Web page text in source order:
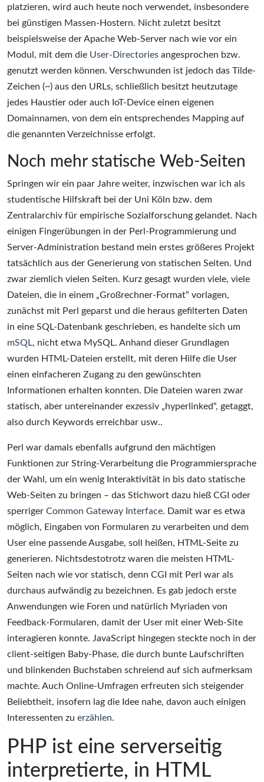
platzieren, wird auch heute noch verwendet, insbesondere
bei günstigen Massen-Hostern. Nicht zuletzt besitzt
beispielsweise der Apache Web-Server nach wie vor ein
Modul, mit dem die User-Directories angesprochen bzw.
genutzt werden können. Verschwunden ist jedoch das Tilde-
Zeichen (~) aus den URLs, schließlich besitzt heutzutage
jedes Haustier oder auch IoT-Device einen eigenen
Domainnamen, von dem ein entsprechendes Mapping auf
die genannten Verzeichnisse erfolgt.
Noch mehr statische Web-Seiten
Springen wir ein paar Jahre weiter, inzwischen war ich als
studentische Hilfskraft bei der Uni Köln bzw. dem
Zentralarchiv für empirische Sozialforschung gelandet. Nach
einigen Fingerübungen in der Perl-Programmierung und
Server-Administration bestand mein erstes größeres Projekt
tatsächlich aus der Generierung von statischen Seiten. Und
zwar ziemlich vielen Seiten. Kurz gesagt wurden viele, viele
Dateien, die in einem „Großrechner-Format“ vorlagen,
zunächst mit Perl geparst und die heraus gefilterten Daten
in eine SQL-Datenbank geschrieben, es handelte sich um
mSQL, nicht etwa MySQL. Anhand dieser Grundlagen
wurden HTML-Dateien erstellt, mit deren Hilfe die User
einen einfacheren Zugang zu den gewünschten
Informationen erhalten konnten. Die Dateien waren zwar
statisch, aber untereinander exzessiv „hyperlinked“, getaggt,
also durch Keywords erreichbar usw..
Perl war damals ebenfalls aufgrund den mächtigen
Funktionen zur String-Verarbeitung die Programmiersprache
der Wahl, um ein wenig Interaktivität in bis dato statische
Web-Seiten zu bringen – das Stichwort dazu hieß CGI oder
sperriger Common Gateway Interface. Damit war es etwa
möglich, Eingaben von Formularen zu verarbeiten und dem
User eine passende Ausgabe, soll heißen, HTML-Seite zu
generieren. Nichtsdestotrotz waren die meisten HTML-
Seiten nach wie vor statisch, denn CGI mit Perl war als
durchaus aufwändig zu bezeichnen. Es gab jedoch erste
Anwendungen wie Foren und natürlich Myriaden von
Feedback-Formularen, damit der User mit einer Web-Site
interagieren konnte. JavaScript hingegen steckte noch in der
client-seitigen Baby-Phase, die durch bunte Laufschriften
und blinkenden Buchstaben schreiend auf sich aufmerksam
machte. Auch Online-Umfragen erfreuten sich steigender
Beliebtheit, insofern lag die Idee nahe, davon auch einigen
Interessenten zu erzählen.
PHP ist eine serverseitig
interpretierte, in HTML